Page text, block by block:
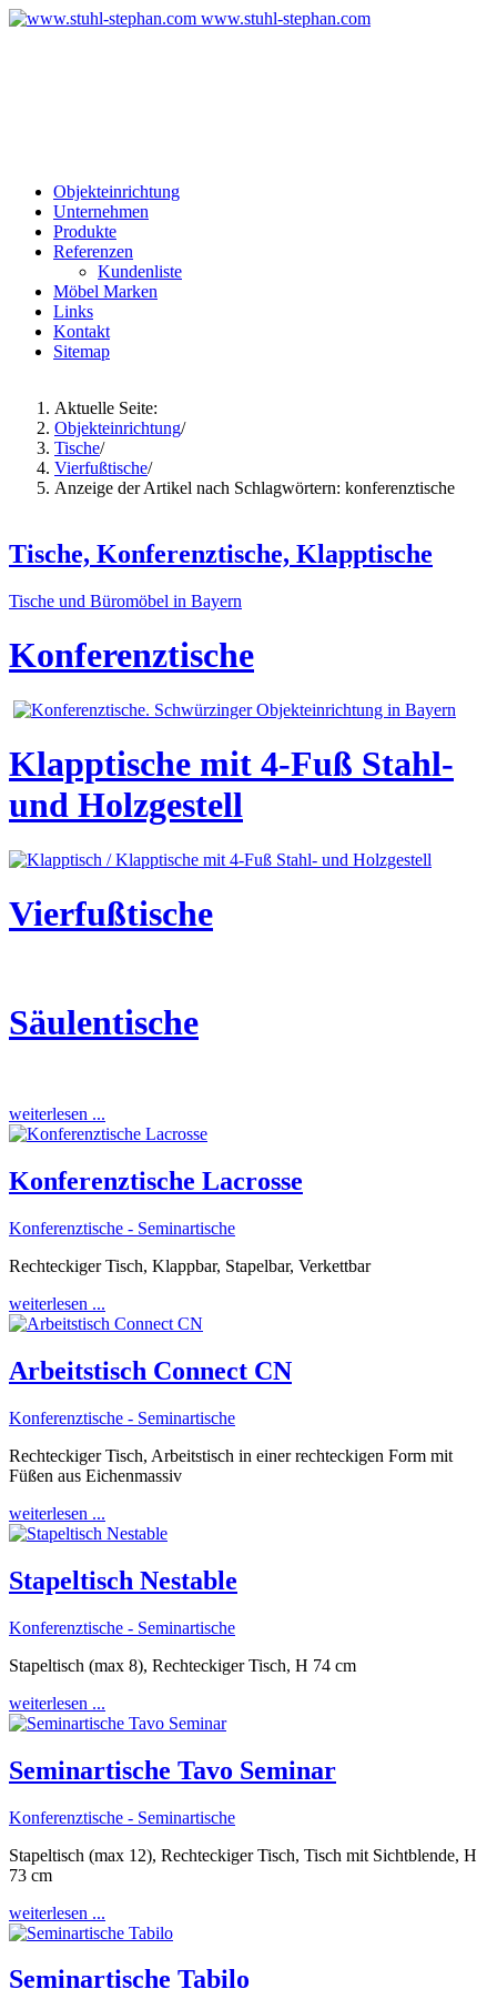
www.stuhl-stephan.com
Objekteinrichtung
Unternehmen
Produkte
Referenzen
Kundenliste
Möbel Marken
Links
Kontakt
Sitemap
Aktuelle Seite:
Objekteinrichtung/
Tische/
Vierfußtische/
Anzeige der Artikel nach Schlagwörtern: konferenztische
Tische, Konferenztische, Klapptische
Tische und Büromöbel in Bayern
Konferenztische
Klapptische mit 4-Fuß Stahl-
und Holzgestell
Vierfußtische
Säulentische
weiterlesen ...
Konferenztische Lacrosse
Konferenztische - Seminartische
Rechteckiger Tisch, Klappbar, Stapelbar, Verkettbar
weiterlesen ...
Arbeitstisch Connect CN
Konferenztische - Seminartische
Rechteckiger Tisch, Arbeitstisch in einer rechteckigen Form mit
Füßen aus Eichenmassiv
weiterlesen ...
Stapeltisch Nestable
Konferenztische - Seminartische
Stapeltisch (max 8), Rechteckiger Tisch, H 74 cm
weiterlesen ...
Seminartische Tavo Seminar
Konferenztische - Seminartische
Stapeltisch (max 12), Rechteckiger Tisch, Tisch mit Sichtblende, H
73 cm
weiterlesen ...
Seminartische Tabilo